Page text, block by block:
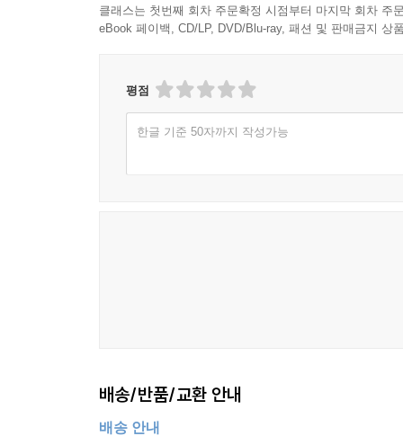
클래스는 첫번째 회차 주문확정 시점부터 마지막 회차 주
eBook 페이백, CD/LP, DVD/Blu-ray, 패션 및 판매금지 상
평점
한글 기준 50자까지 작성가능
배송/반품/교환 안내
배송 안내